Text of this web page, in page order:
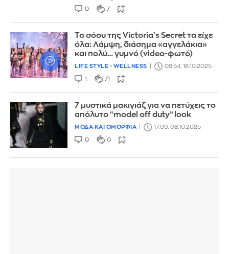
0 7
Το σόου της Victoria's Secret τα είχε
όλα: Λάμψη, διάσημα «αγγελάκια»
και πολύ… γυμνό (video-φωτό)
LIFE STYLE - WELLNESS 09:54, 16.10.2025
1 71
7 μυστικά μακιγιάζ για να πετύχεις το
απόλυτο “model off duty” look
ΜΟΔΑ ΚΑΙ ΟΜΟΡΦΙΑ 17:09, 08.10.2025
0 0